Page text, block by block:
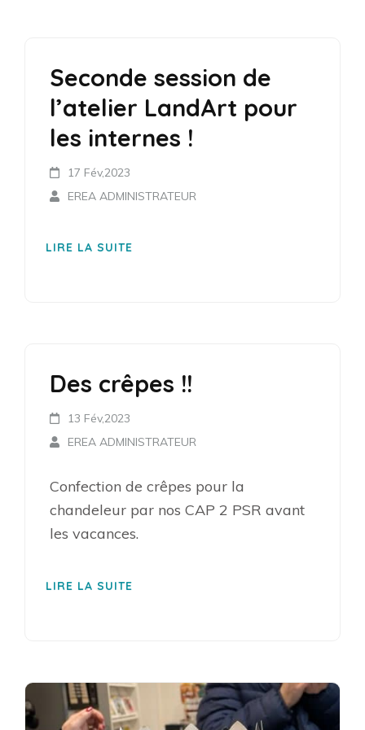
Seconde session de
l’atelier LandArt pour
les internes !
17 Fév,2023
EREA ADMINISTRATEUR
LIRE LA SUITE
Des crêpes !!
13 Fév,2023
EREA ADMINISTRATEUR
Confection de crêpes pour la
chandeleur par nos CAP 2 PSR avant
les vacances.
LIRE LA SUITE